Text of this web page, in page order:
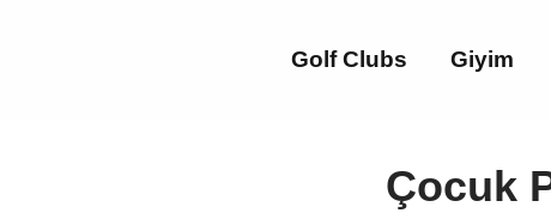
Golf Clubs Giyim
Çocuk